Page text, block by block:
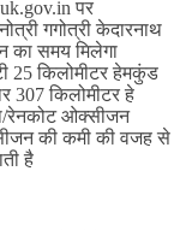
पर
गगोत्री केदारनाथ
का समय मिलेगा
25 किलोमीटर हेमकुंड
307 किलोमीटर हे
रेनकोट ओक्सीजन
की कमी की वजह से
है